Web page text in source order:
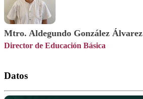
Mtro. Aldegundo González Álvarez
Director de Educación Básica
Datos